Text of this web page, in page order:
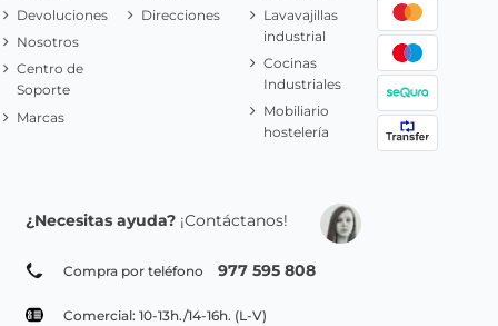
Devoluciones
Nosotros
Centro de
Soporte
Marcas
Direcciones
Lavavajillas
industrial
Cocinas
Industriales
Mobiliario
hostelería
¿Necesitas ayuda? ¡Contáctanos!
Compra por teléfono 977 595 808
Comercial: 10-13h./14-16h. (L-V)